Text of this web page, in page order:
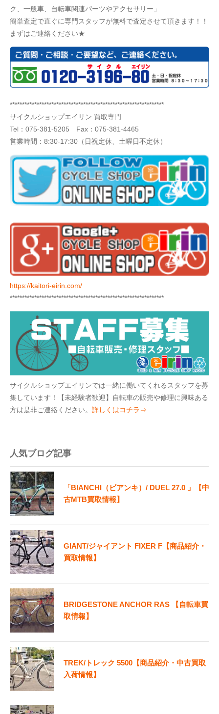
ク、一般車、自転車関連パーツやアクセサリー」
簡単査定で直ぐに専門スタッフが無料で査定させて頂きます！！
まずはご連絡ください★
***************************************************************
サイクルショップエイリン 買取専門
Tel： 075-381-5205 Fax：075-381-4465
営業時間：8:30-17:30（日祝定休、土曜日不定休）
https://kaitori-eirin.com/
***************************************************************
サイクルショップエイリンでは一緒に働いてくれるスタッフを募
集しています！【未経験者歓迎】自転車の販売や修理に興味ある
方は是非ご連絡ください。 詳しくはコチラ⇒
人気ブログ記事
「BIANCHI（ビアンキ）/ DUEL 27.0 」【中
古MTB買取情報】
GIANT/ジャイアント FIXER F【商品紹介・
買取情報】
BRIDGESTONE ANCHOR RAS 【自転車買
取情報】
TREK/トレック 5500【商品紹介・中古買取
入荷情報】